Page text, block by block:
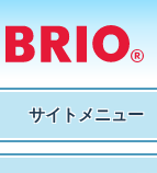
サイトメニュー